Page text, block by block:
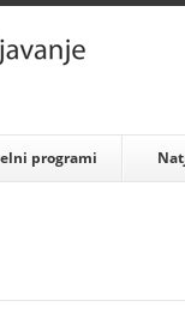
programi